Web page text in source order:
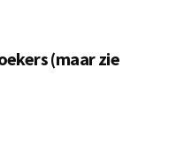
(maar zie